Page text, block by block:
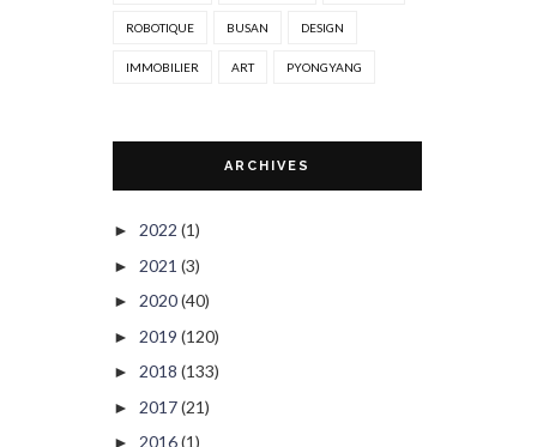
ROBOTIQUE BUSAN DESIGN
IMMOBILIER ART PYONGYANG
ARCHIVES
► 2022 (1)
► 2021 (3)
► 2020(40)
► 2019 (120)
► 2018 (133)
► 2017(21)
► 2016(1)